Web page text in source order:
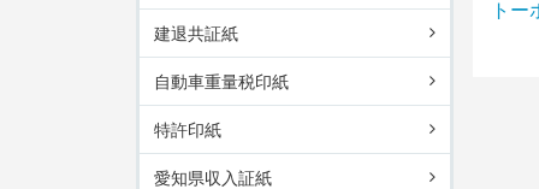
建退共証紙
自動車重量税印紙
特許印紙
愛知県収入証紙
トー